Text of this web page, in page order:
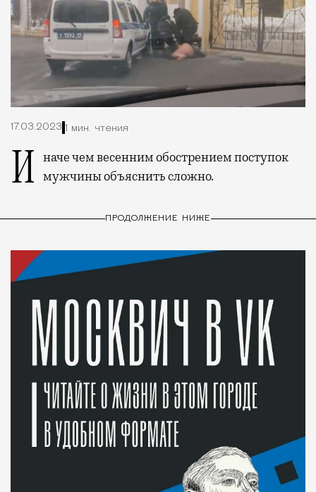
17.03.2023 1 мин. чтения
Иначе чем весенним обострением поступок мужчины объяснить сложно.
ПРОДОЛЖЕНИЕ НИЖЕ